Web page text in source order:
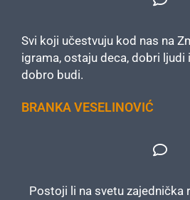
Svi koji učestvuju kod nas na
igrama, ostaju deca, dobri ljudi
dobro budi.
BRANKA VESELINOVIĆ
Postoji li na svetu zajednička